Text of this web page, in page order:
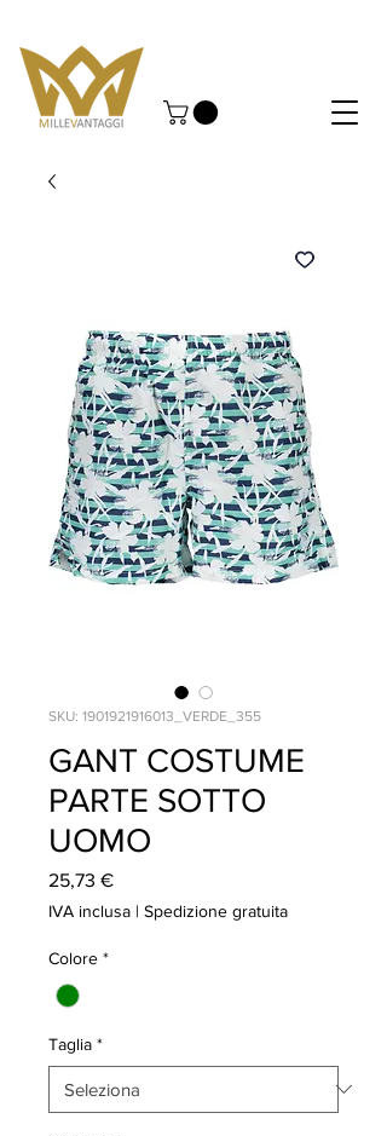
SKU: 1901921916013_VERDE_355
GANT COSTUME
PARTE SOTTO
UOMO
25,73 €Prezzo
IVA inclusa | Spedizione gratuita
Colore *
Taglia *